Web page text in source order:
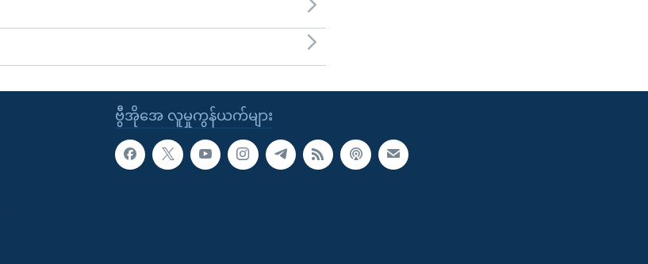
ဗွီအိုအေ လူမှုကွန်ယက်များ